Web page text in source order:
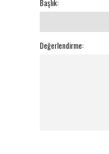
Başlık:
Değerlendirme: